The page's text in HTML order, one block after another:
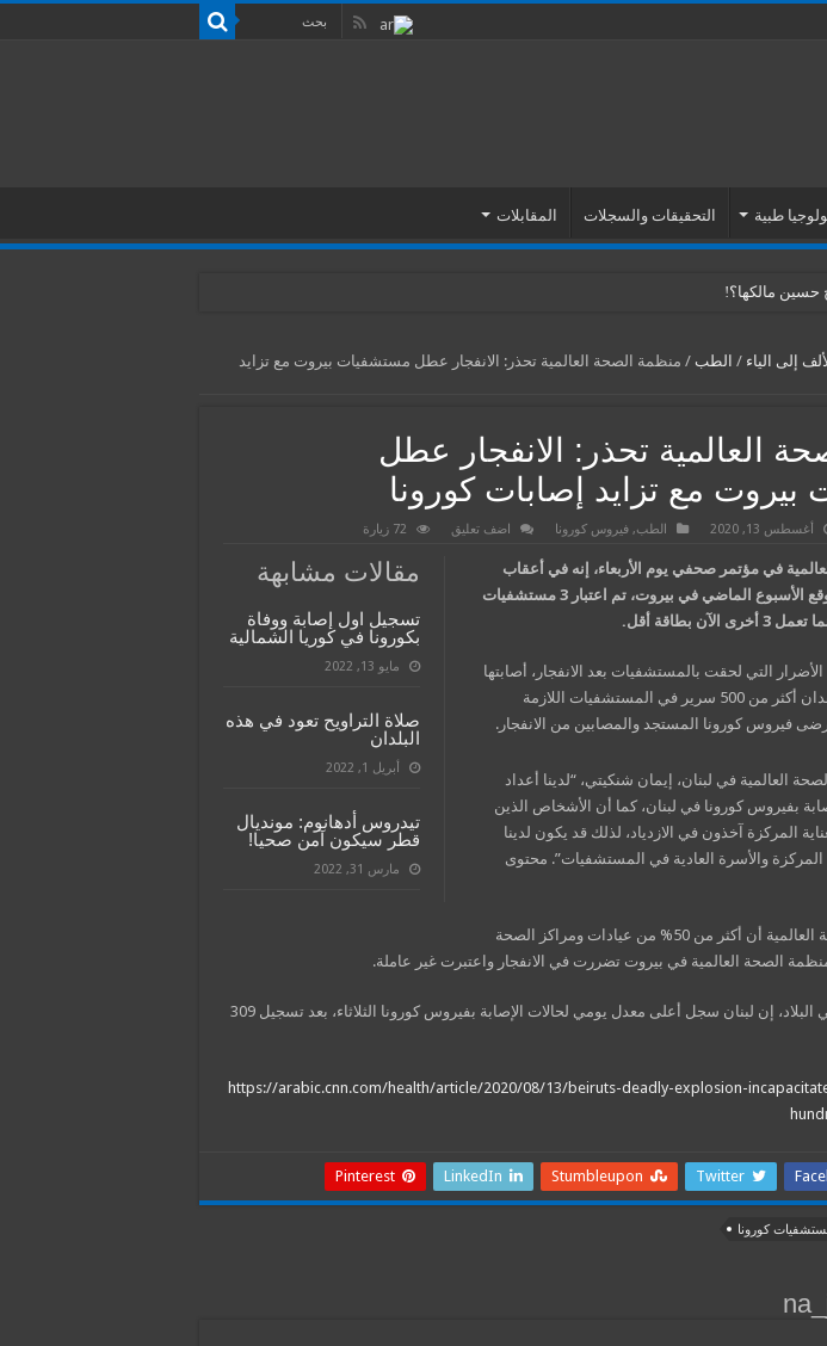
طبية التحقيقات والسجلات المقابلات
حسين مالكها؟!
إلى الياء / الطب / منظمة الصحة العالمية تحذر: الانفجار عطل مستشفيات بيروت مع تزايد
العالمية تحذر: الانفجار عطل
مع تزايد إصابات كورونا
أغسطس 13, 2020 الطب, فيروس كورونا اضف تعليق 72 زيارة
مقالات مشابهة
تسجيل اول إصابة ووفاة
بكورونا في كوريا الشمالية
مايو 13, 2022
صلاة التراويح تعود في هذه
البلدان
أبريل 1, 2022
تيدروس أدهانوم: مونديال
قطر سيكون آمن صحيا!
مارس 31, 2022
في مؤتمر صحفي يوم الأربعاء، إنه في أعقاب
الانفجار المدمر الذي وقع الأسبوع الماضي في بيروت، تم اعتبار 3 مستشفيات
بطاقة أقل.
التي لحقت بالمستشفيات بعد الانفجار، أصابتها
بالعجز وتسببت في فقدان أكثر من 500 سرير في المستشفيات اللازمة
فيروس كورونا المستجد والمصابين من الانفجار.
العالمية في لبنان، إيمان شنكيتي، “لدينا أعداد
بفيروس كورونا في لبنان، كما أن الأشخاص الذين
المركزة آخذون في الازدياد، لذلك قد يكون لدينا
والأسرة العادية في المستشفيات”. محتوى
وأضافت منظمة الصحة العالمية أن أكثر من 50% من عيادات ومراكز الصحة
منظمة الصحة العالمية في بيروت تضررت في الانفجار واعتبرت غير عاملة.
وقالت وزارة الصحة في البلاد، إن لبنان سجل أعلى معدل يومي لحالات الإصابة بفيروس كورونا الثلاثاء، بعد تسجيل 309
https://arabic.cnn.com/health/article/2020/08/13/beiruts-deadly-explosion-
Twitter
Stumbleupon
LinkedIn
Pinterest
كورونا